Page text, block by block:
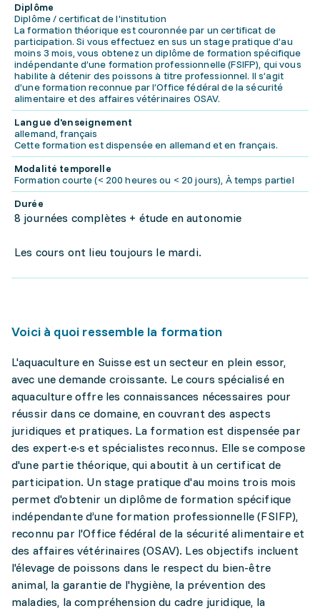
Diplôme
Diplôme / certificat de l'institution
La formation théorique est couronnée par un certificat de
participation. Si vous effectuez en sus un stage pratique d’au
moins 3 mois, vous obtenez un diplôme de formation spécifique
indépendante d’une formation professionnelle (FSIFP), qui vous
habilite à détenir des poissons à titre professionnel. Il s’agit
d’une formation reconnue par l’Office fédéral de la sécurité
alimentaire et des affaires vétérinaires OSAV.
Langue d'enseignement
allemand, français
Cette formation est dispensée en allemand et en français.
Modalité temporelle
Formation courte (< 200 heures ou < 20 jours), À temps partiel
Durée
8 journées complètes + étude en autonomie
Les cours ont lieu toujours le mardi.
Voici à quoi ressemble la formation
L'aquaculture en Suisse est un secteur en plein essor,
avec une demande croissante. Le cours spécialisé en
aquaculture offre les connaissances nécessaires pour
réussir dans ce domaine, en couvrant des aspects
juridiques et pratiques. La formation est dispensée par
des expert·e·s et spécialistes reconnus. Elle se compose
d'une partie théorique, qui aboutit à un certificat de
participation. Un stage pratique d'au moins trois mois
permet d'obtenir un diplôme de formation spécifique
indépendante d’une formation professionnelle (FSIFP),
reconnu par l'Office fédéral de la sécurité alimentaire et
des affaires vétérinaires (OSAV). Les objectifs incluent
l'élevage de poissons dans le respect du bien-être
animal, la garantie de l'hygiène, la prévention des
maladies, la compréhension du cadre juridique, la